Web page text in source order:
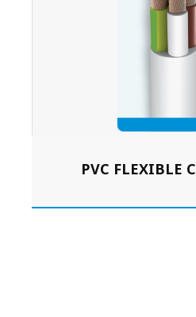
PVC FLEXIBLE